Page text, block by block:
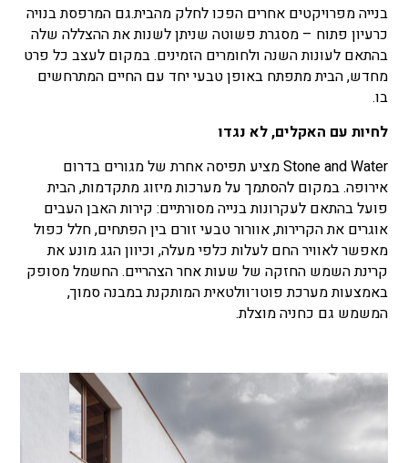
בנייה מפרויקטים אחרים הפכו לחלק מהבית.גם המרפסת בנויה
כרעיון פתוח – מסגרת פשוטה שניתן לשנות את ההצללה שלה
בהתאם לעונות השנה ולחומרים הזמינים. במקום לעצב כל פרט
מחדש, הבית מתפתח באופן טבעי יחד עם החיים המתרחשים
בו.
לחיות עם האקלים, לא נגדו
Stone and Water מציע תפיסה אחרת של מגורים בדרום
אירופה. במקום להסתמך על מערכות מיזוג מתקדמות, הבית
פועל בהתאם לעקרונות בנייה מסורתיים: קירות האבן העבים
אוגרים את הקרירות, אוורור טבעי זורם בין הפתחים, חלל כפול
מאפשר לאוויר החם לעלות כלפי מעלה, וכיוון הגג מונע את
קרינת השמש החזקה של שעות אחר הצהריים. החשמל מסופק
באמצעות מערכת פוטו־וולטאית המותקנת במבנה סמוך,
המשמש גם כחניה מוצלת.